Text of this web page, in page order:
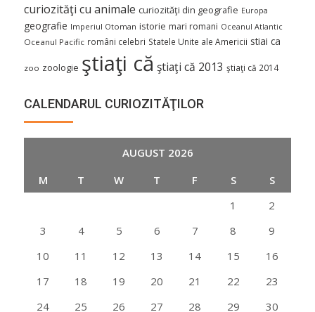
curiozităţi cu animale curiozităţi din geografie Europa
geografie Imperiul Otoman istorie mari romani Oceanul Atlantic
Oceanul Pacific români celebri Statele Unite ale Americii stiai ca
zoo zoologie ştiaţi că ştiaţi că 2013 ştiaţi că 2014
CALENDARUL CURIOZITĂŢILOR
AUGUST 2026
M
T W T F S
S
1
2
3
4 5 6 7 8
9
10
11 12 13 14 15
16
17
18 19 20 21 22
23
24
25 26 27 28 29 30